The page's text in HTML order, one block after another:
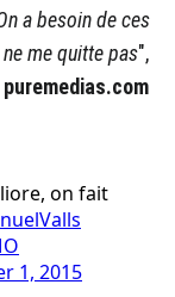
a besoin de ces
me quitte pas",
puremedias.com
on fait
1, 2015